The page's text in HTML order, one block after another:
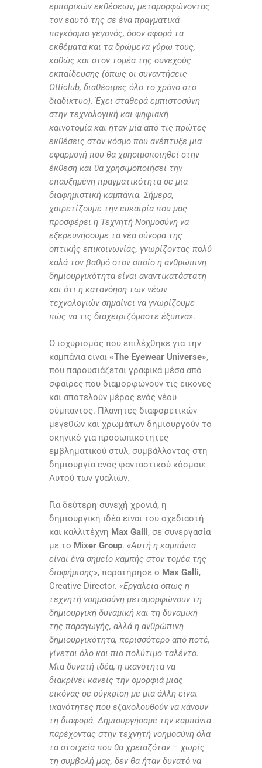
εμπορικών εκθέσεων, μεταμορφώνοντας
τον εαυτό της σε ένα πραγματικά
παγκόσμιο γεγονός, όσον αφορά τα
εκθέματα και τα δρώμενα γύρω τους,
καθώς και στον τομέα της συνεχούς
εκπαίδευσης (όπως οι συναντήσεις
Otticlub, διαθέσιμες όλο το χρόνο στο
διαδίκτυο). Έχει σταθερά εμπιστοσύνη
στην τεχνολογική και ψηφιακή
καινοτομία και ήταν μία από τις πρώτες
εκθέσεις στον κόσμο που ανέπτυξε μια
εφαρμογή που θα χρησιμοποιηθεί στην
έκθεση και θα χρησιμοποιήσει την
επαυξημένη πραγματικότητα σε μια
διαφημιστική καμπάνια. Σήμερα,
χαιρετίζουμε την ευκαιρία που μας
προσφέρει η Τεχνητή Νοημοσύνη να
εξερευνήσουμε τα νέα σύνορα της
οπτικής επικοινωνίας, γνωρίζοντας πολύ
καλά τον βαθμό στον οποίο η ανθρώπινη
δημιουργικότητα είναι αναντικατάστατη
και ότι η κατανόηση των νέων
τεχνολογιών σημαίνει να γνωρίζουμε
πώς να τις διαχειριζόμαστε έξυπνα».
Ο ισχυρισμός που επιλέχθηκε για την
καμπάνια είναι «The Eyewear Universe»,
που παρουσιάζεται γραφικά μέσα από
σφαίρες που διαμορφώνουν τις εικόνες
και αποτελούν μέρος ενός νέου
σύμπαντος. Πλανήτες διαφορετικών
μεγεθών και χρωμάτων δημιουργούν το
σκηνικό για προσωπικότητες
εμβληματικού στυλ, συμβάλλοντας στη
δημιουργία ενός φανταστικού κόσμου:
Αυτού των γυαλιών.
Για δεύτερη συνεχή χρονιά, η
δημιουργική ιδέα είναι του σχεδιαστή
και καλλιτέχνη Max Galli, σε συνεργασία
με το Mixer Group. «Αυτή η καμπάνια
είναι ένα σημείο καμπής στον τομέα της
διαφήμισης», παρατήρησε ο Max Galli,
Creative Director. «Εργαλεία όπως η
τεχνητή νοημοσύνη μεταμορφώνουν τη
δημιουργική δυναμική και τη δυναμική
της παραγωγής, αλλά η ανθρώπινη
δημιουργικότητα, περισσότερο από ποτέ,
γίνεται όλο και πιο πολύτιμο ταλέντο.
Μια δυνατή ιδέα, η ικανότητα να
διακρίνει κανείς την ομορφιά μιας
εικόνας σε σύγκριση με μια άλλη είναι
ικανότητες που εξακολουθούν να κάνουν
τη διαφορά. Δημιουργήσαμε την καμπάνια
παρέχοντας στην τεχνητή νοημοσύνη όλα
τα στοιχεία που θα χρειαζόταν – χωρίς
τη συμβολή μας, δεν θα ήταν δυνατό να